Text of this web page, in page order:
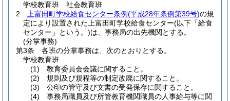
学校教育班 社会教育班
2
上富田町学校給食センター条例(平成28年条例第39号)の規
定により設置された上富田町学校給食センター(以下「給食
センター」という。)は、事務局の出先機関とする。
(分掌事務)
第3条
各班の分掌事務は、次のとおりとする。
学校教育班
(1) 教育委員会会議に関すること。
(2) 規則及び規程等の制定改廃に関すること。
(3) 公印の管守及び文書の受発保存に関すること。
(4) 事務局職員及び所管教育機関職員の人事給与等に関